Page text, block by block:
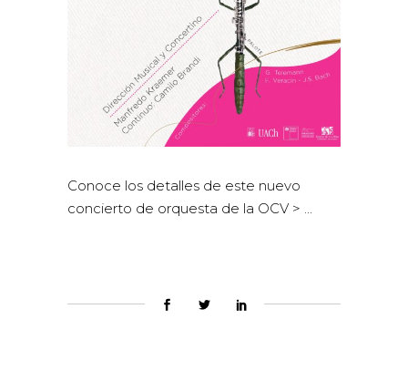
Conoce los detalles de este nuevo
concierto de orquesta de la OCV >